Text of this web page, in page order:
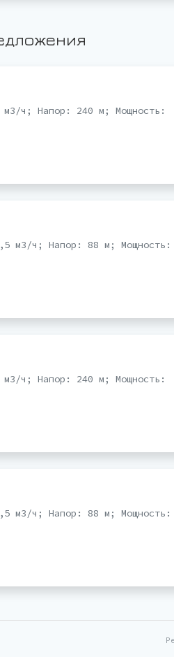
ч; Напор: 240 м; Мощность:
м3/ч; Напор: 88 м; Мощность:
ч; Напор: 240 м; Мощность:
м3/ч; Напор: 88 м; Мощность: